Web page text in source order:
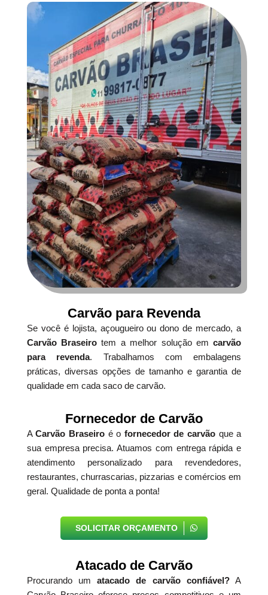
Carvão para Revenda
Se você é lojista, açougueiro ou dono de mercado, a
Carvão Braseiro tem a melhor solução emcarvão
para revenda. Trabalhamos com embalagens
práticas, diversas opções de tamanho e garantia de
qualidade em cada saco de carvão.
Fornecedor de Carvão
ACarvão Braseiro é o fornecedor de carvão que a
sua empresa precisa. Atuamos com entrega rápida e
atendimento personalizado para revendedores,
restaurantes, churrascarias, pizzarias e comércios em
geral. Qualidade de ponta a ponta!
SOLICITAR ORÇAMENTO
Atacado de Carvão
Procurando umatacado de carvão confiável?A